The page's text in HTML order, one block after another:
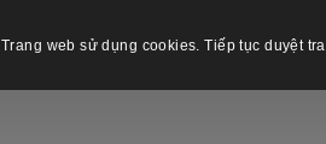
Trang web sử dụng cookies. Tiếp tục duyệt